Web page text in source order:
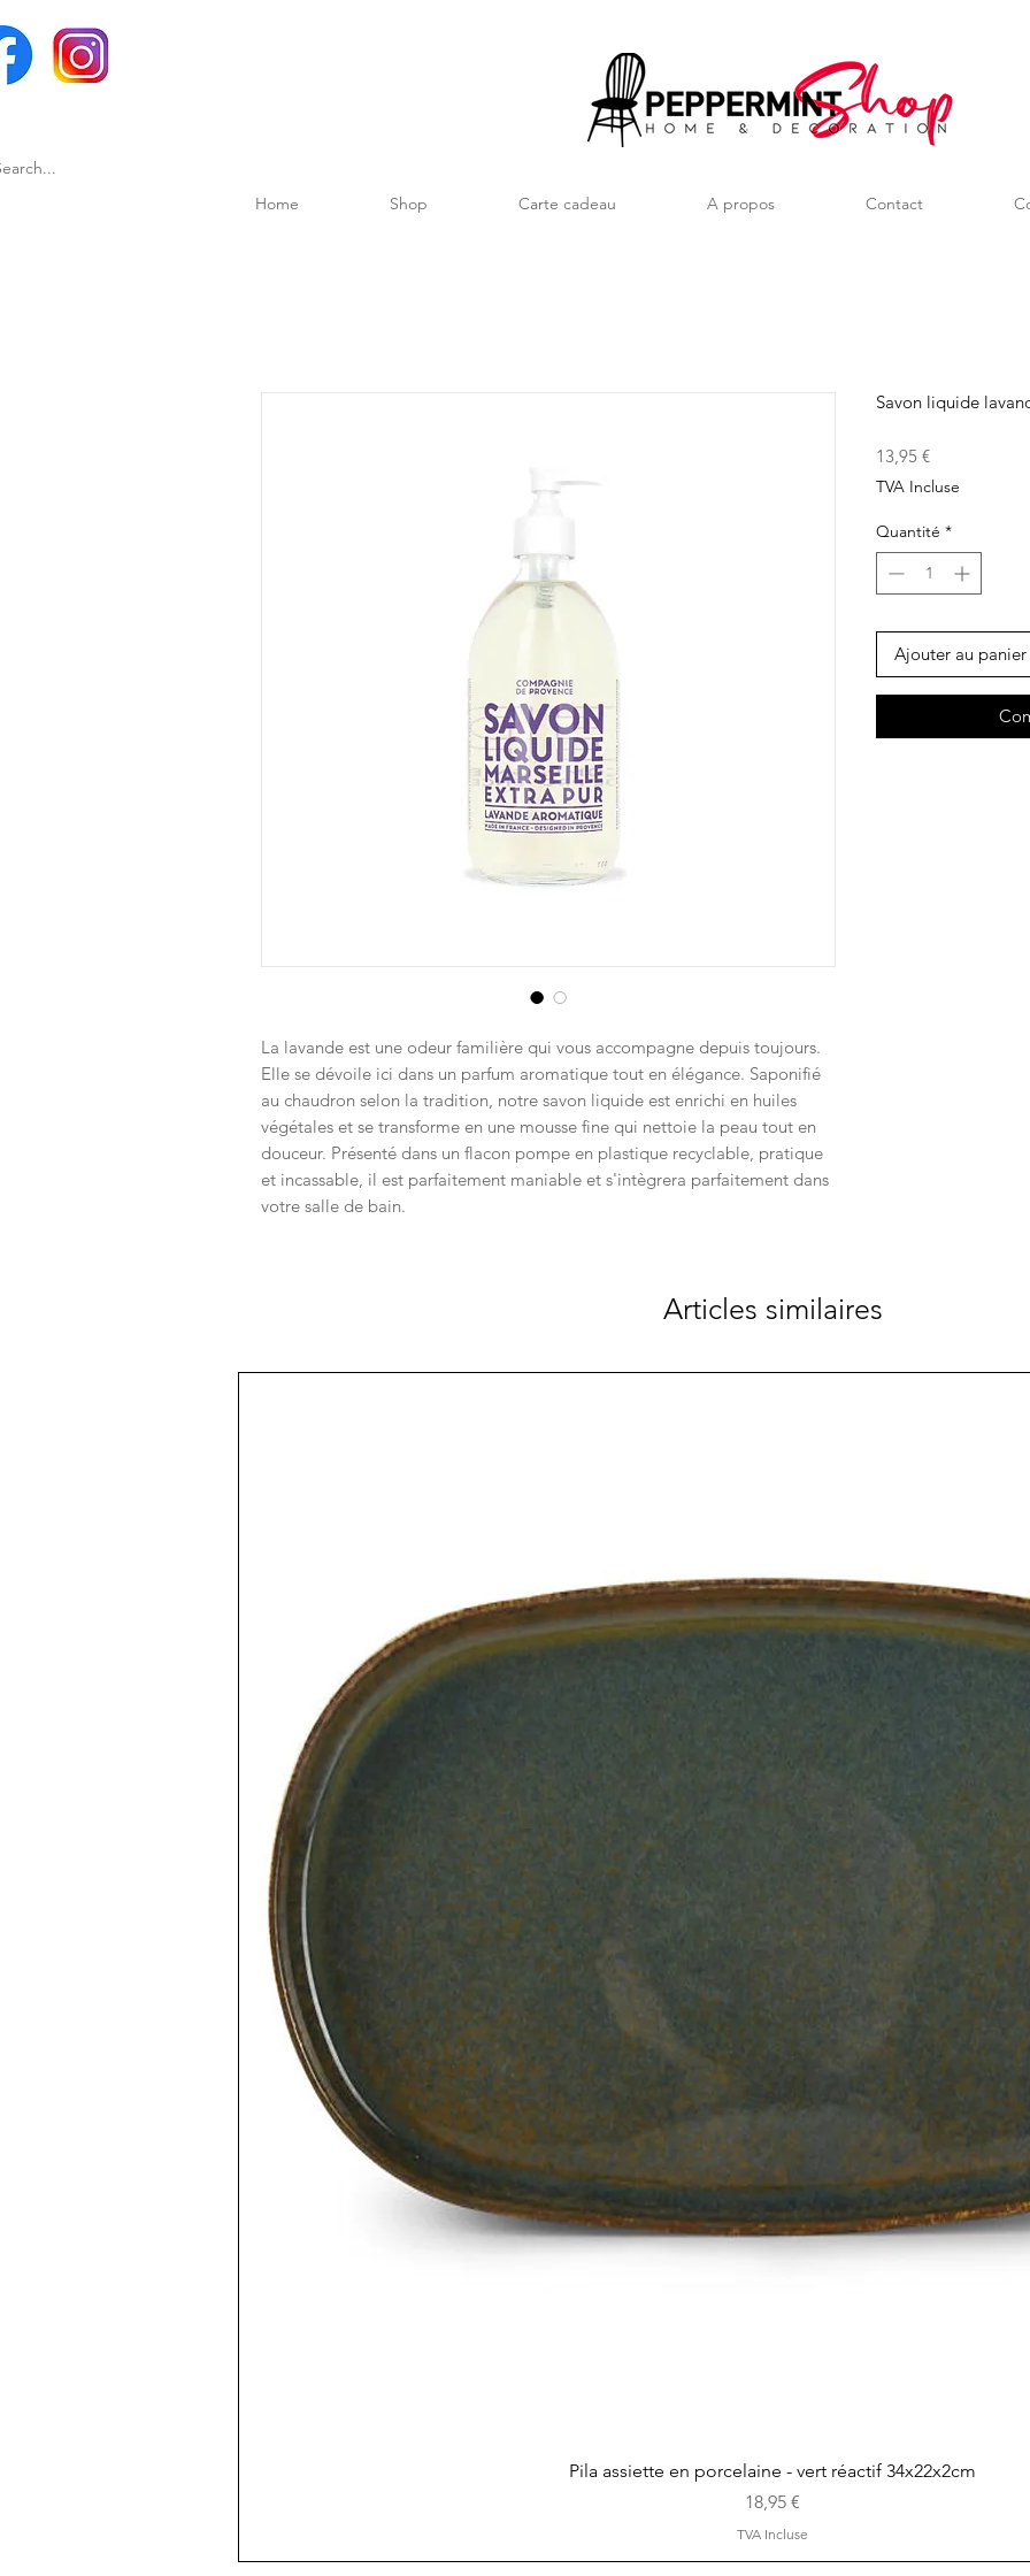
Home Shop Carte cadeau A propos Contact
La lavande est une odeur familière qui vous accompagne depuis toujours.
Elle se dévoile ici dans un parfum aromatique tout en élégance. Saponifié
au chaudron selon la tradition, notre savon liquide est enrichi en huiles
végétales et se transforme en une mousse fine qui nettoie la peau tout en
douceur. Présenté dans un flacon pompe en plastique recyclable, pratique
et incassable, il est parfaitement maniable et s'intègrera parfaitement dans
votre salle de bain.
Savon liquide
13,95 €Prix
TVA Incluse
Quantité *
Ajouter au panier
Articles similaires
Aperçu rapide
Pila assiette en porcelaine - vert réactif 34x22x2cm
Prix
18,95 €
TVA Incluse